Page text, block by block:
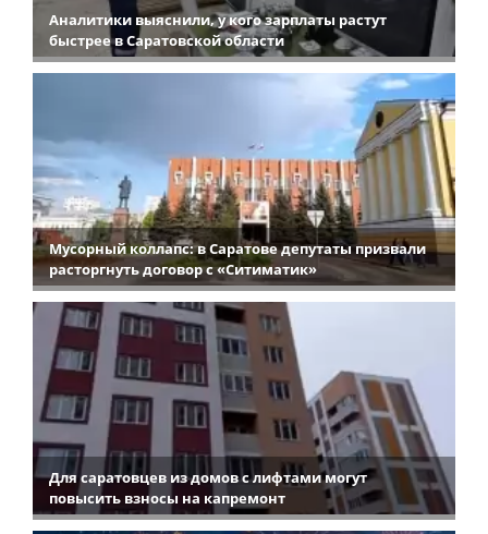
Аналитики выяснили, у кого зарплаты растут
быстрее в Саратовской области
Мусорный коллапс: в Саратове депутаты призвали
расторгнуть договор с «Ситиматик»
Для саратовцев из домов с лифтами могут
повысить взносы на капремонт